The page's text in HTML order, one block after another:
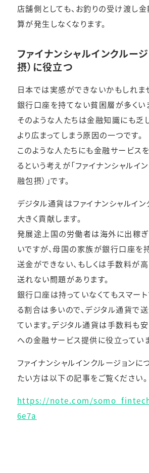
店舗側としても、お釣りの受け渡し
算が発生しなくなります。
ファイナンシャルインクルー
摂）に役立つ
日本では実感ができないかもしれま
銀行口座を持てない貧困層が多くい
そのような人たちは金融知識にも乏
より広まってしまう原因の一つです。
このような人たちにも金融サービス
るという考えが「ファイナンシャルイ
融包摂）」です。
デジタル通貨はファイナンシャルイ
大きく貢献します。
発展途上国の労働者は海外に出稼ぎ
いですが、母国の家族が銀行口座を
送金ができない、もしくは手数料が
送れない問題があります。
銀行口座は持っていなくてもスマー
る割合は多いので、デジタル通貨で
ています。デジタル通貨は手数料も
への金融サービス提供に役立っていま
ファイナンシャルインクルージョンに
たい方は以下の記事をご覧ください。
https://note.com/
6e7a